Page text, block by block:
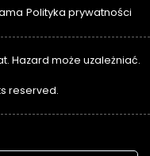
Polityka prywatności
Hazard może uzależniać.
reserved.